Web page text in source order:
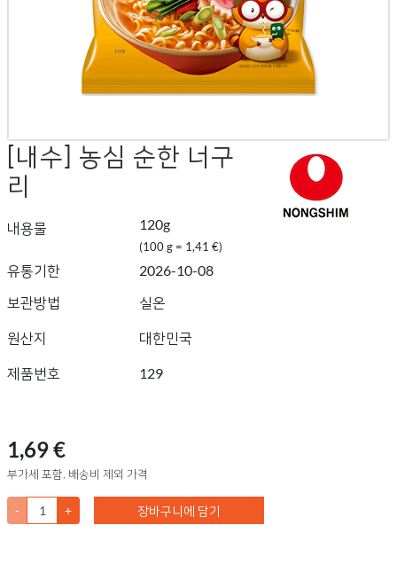
[내수] 농심 순한 너구
리
내용물 120g
(100 g = 1,41 €)
유통기한
2026-10-08
보관방법
실온
원산지 대한민국
제품번호 129
1,69 €
부가세 포함, 배송비 제외 가격
- + 장바구니에 담기